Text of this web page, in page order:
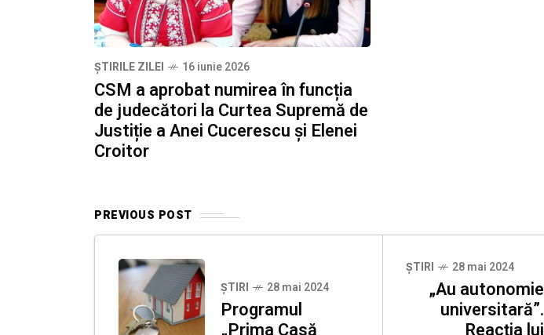
ȘTIRILE ZILEI 16 iunie 2026
CSM a aprobat numirea în funcția
de judecători la Curtea Supremă de
Justiție a Anei Cucerescu și Elenei
Croitor
PREVIOUS POST
ȘTIRI 28 mai 2024
Programul
ȘTIRI 28 mai 2024
„Au autonomie
universitară”.